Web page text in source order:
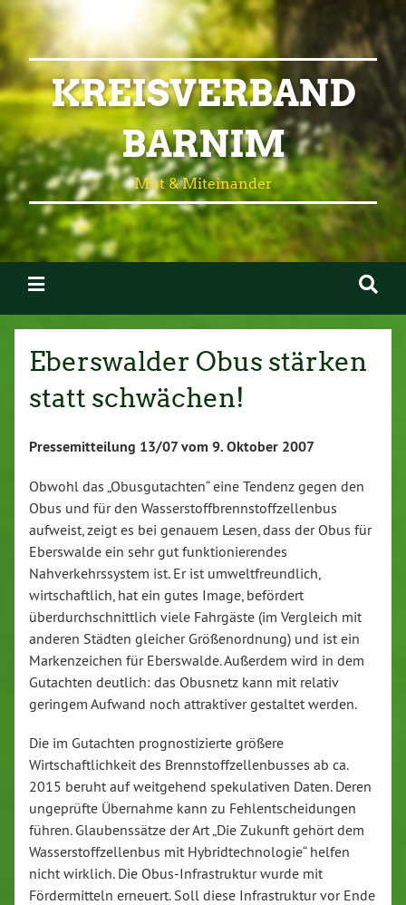
KREISVERBAND
BARNIM
Mut & Miteinander
Eberswalder Obus stärken
statt schwächen!
Pressemitteilung 13/07 vom 9. Oktober 2007
Obwohl das „Obusgutachten“ eine Tendenz gegen den
Obus und für den Wasserstoffbrennstoffzellenbus
aufweist, zeigt es bei genauem Lesen, dass der Obus für
Eberswalde ein sehr gut funktionierendes
Nahverkehrssystem ist. Er ist umweltfreundlich,
wirtschaftlich, hat ein gutes Image, befördert
überdurchschnittlich viele Fahrgäste (im Vergleich mit
anderen Städten gleicher Größenordnung) und ist ein
Markenzeichen für Eberswalde. Außerdem wird in dem
Gutachten deutlich: das Obusnetz kann mit relativ
geringem Aufwand noch attraktiver gestaltet werden.
Die im Gutachten prognostizierte größere
Wirtschaftlichkeit des Brennstoffzellenbusses ab ca.
2015 beruht auf weitgehend spekulativen Daten. Deren
ungeprüfte Übernahme kann zu Fehlentscheidungen
führen. Glaubenssätze der Art „Die Zukunft gehört dem
Wasserstoffzellenbus mit Hybridtechnologie“ helfen
nicht wirklich. Die Obus-Infrastruktur wurde mit
Fördermitteln erneuert. Soll diese Infrastruktur vor Ende